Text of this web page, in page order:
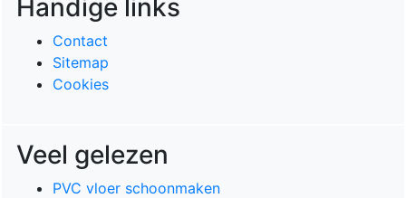
Handige links
Contact
Sitemap
Cookies
Veel gelezen
PVC vloer schoonmaken